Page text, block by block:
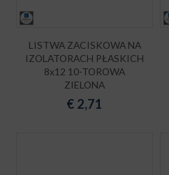
LISTWA ZACISKOWA NA
IZOLATORACH PŁASKICH
8x12 10-TOROWA
ZIELONA
€ 2,71